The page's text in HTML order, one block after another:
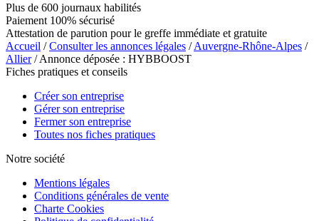
Plus de 600 journaux habilités
Paiement 100% sécurisé
Attestation de parution pour le greffe immédiate et gratuite
Accueil /Consulter les annonces légales /Auvergne-Rhône-Alpes /
Allier/ Annonce déposée : HYBBOOST
Fiches pratiques et conseils
Créer son entreprise
Gérer son entreprise
Fermer son entreprise
Toutes nos fiches pratiques
Notre société
Mentions légales
Conditions générales de vente
Charte Cookies